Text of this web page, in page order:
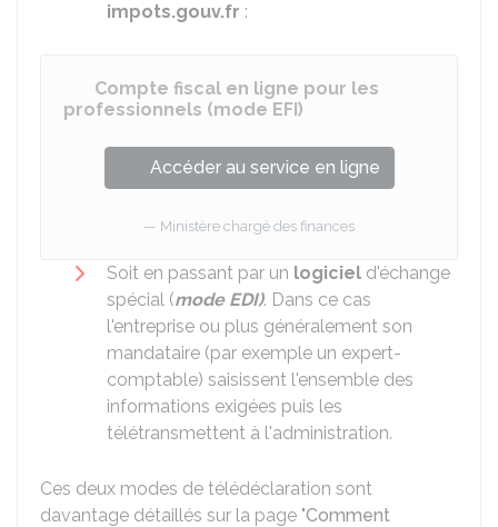
impots.gouv.fr :
Compte fiscal en ligne pour les
professionnels (mode EFI)
Accéder au service en ligne
Ministère chargé des finances
Soit en passant par un logiciel d'échange
spécial (mode EDI). Dans ce cas
l'entreprise ou plus généralement son
mandataire (par exemple un expert-
comptable) saisissent l'ensemble des
informations exigées puis les
télétransmettent à l'administration.
Ces deux modes de télédéclaration sont
davantage détaillés sur la page "Comment